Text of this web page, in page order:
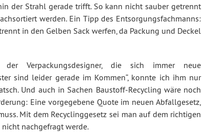
der Strahl gerade trifft. So kann nicht sauber getrennt
werden. Ein Tipp des Entsorgungsfachmanns:
in den Gelben Sack werfen, da Packung und Deckel
Verpackungsdesigner, die sich immer neue
sind leider gerade im Kommen“, konnte ich ihm nur
Und auch in Sachen Baustoff-Recycling wäre noch
Eine vorgegebene Quote im neuen Abfallgesetz,
Mit dem Recyclinggesetz sei man auf dem richtigen
nicht nachgefragt werde.